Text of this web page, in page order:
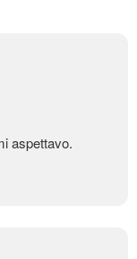
aspettavo.